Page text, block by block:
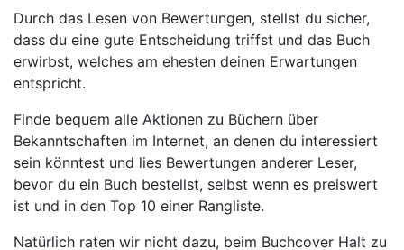
Durch das Lesen von Bewertungen, stellst du sicher,
dass du eine gute Entscheidung triffst und das Buch
erwirbst, welches am ehesten deinen Erwartungen
entspricht.
Finde bequem alle Aktionen zu Büchern über
Bekanntschaften im Internet, an denen du interessiert
sein könntest und lies Bewertungen anderer Leser,
bevor du ein Buch bestellst, selbst wenn es preiswert
ist und in den Top 10 einer Rangliste.
Natürlich raten wir nicht dazu, beim Buchcover Halt zu